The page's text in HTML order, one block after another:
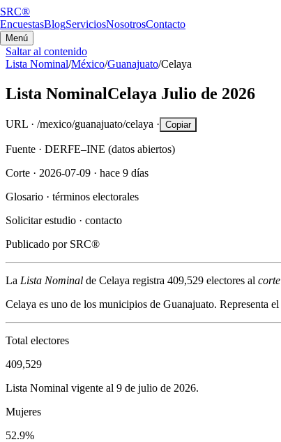
SRC®
EncuestasBlogServiciosNosotrosContacto
Menú
Saltar al contenido
Lista Nominal/México/Guanajuato/Celaya
Lista NominalCelaya Julio de 2026
URL · /mexico/guanajuato/celaya · Copiar
Fuente · DERFE–INE (datos abiertos)
Corte · 2026-07-09 · hace 9 días
Glosario · términos electorales
Solicitar estudio · contacto
Publicado por SRC®
La Lista Nominal de Celaya registra 409,529 electores al corte
Celaya es uno de los municipios de Guanajuato. Representa el
Total electores
409,529
Lista Nominal vigente al 9 de julio de 2026.
Mujeres
52.9%